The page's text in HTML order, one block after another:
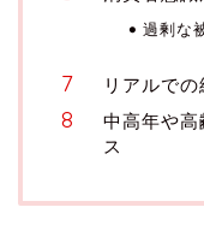
過剰な
リアルで
中高年や
ス